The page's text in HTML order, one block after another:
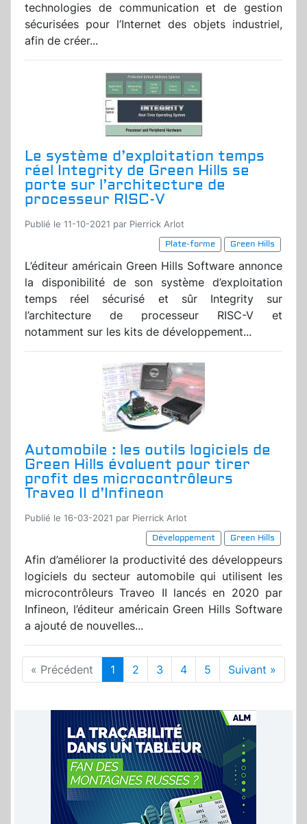
technologies de communication et de gestion
sécurisées pour l’Internet des objets industriel,
afin de créer...
Le système d’exploitation temps
réel Integrity de Green Hills se
porte sur l’architecture de
processeur RISC-V
Publié le 11-10-2021 par Pierrick Arlot
Plate-forme
Green Hills
L’éditeur américain Green Hills Software annonce
la disponibilité de son système d’exploitation
temps réel sécurisé et sûr Integrity sur
l’architecture de processeur RISC-V et
notamment sur les kits de développement...
Automobile : les outils logiciels de
Green Hills évoluent pour tirer
profit des microcontrôleurs
Traveo II d’Infineon
Publié le 16-03-2021 par Pierrick Arlot
Développement
Green Hills
Afin d’améliorer la productivité des développeurs
logiciels du secteur automobile qui utilisent les
microcontrôleurs Traveo II lancés en 2020 par
Infineon, l’éditeur américain Green Hills Software
a ajouté de nouvelles...
« Précédent 1 2 3 4 5 Suivant »